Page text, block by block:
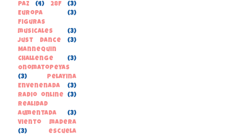
paz
(4) 28F
(3)
Europa
(3)
Figuras
musicales
(3)
Just Dance
(3)
Mannequin
Challenge
(3)
Onomatopeyas
(3)
Pelayina
Envenenada
(3)
Radio online
(3)
Realidad
Aumentada
(3)
Viento madera
(3)
escuela